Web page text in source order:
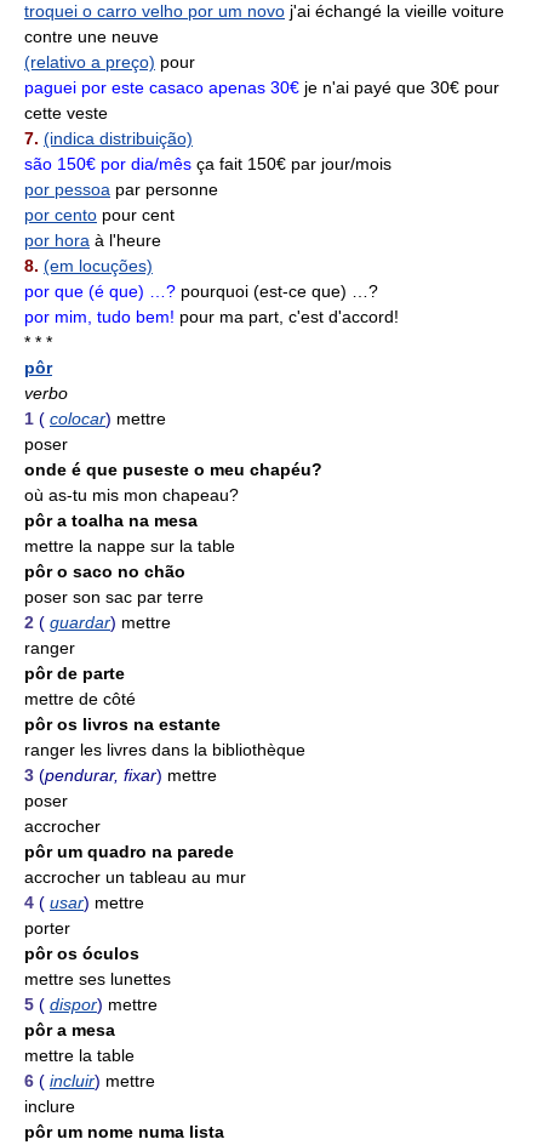
troquei o carro velho por um novo j'ai échangé la vieille voiture
contre une neuve
(relativo a preço) pour
paguei por este casaco apenas 30€ je n'ai payé que 30€ pour
cette veste
7. (indica distribuição)
são 150€ por dia/mês ça fait 150€ par jour/mois
por pessoa par personne
por cento pour cent
por hora à l'heure
8. (em locuções)
por que (é que) …? pourquoi (est-ce que) …?
por mim, tudo bem! pour ma part, c'est d'accord!
* * *
pôr
verbo
1 ( colocar) mettre
poser
onde é que puseste o meu chapéu?
où as-tu mis mon chapeau?
pôr a toalha na mesa
mettre la nappe sur la table
pôr o saco no chão
poser son sac par terre
2 ( guardar) mettre
ranger
pôr de parte
mettre de côté
pôr os livros na estante
ranger les livres dans la bibliothèque
3 (pendurar, fixar) mettre
poser
accrocher
pôr um quadro na parede
accrocher un tableau au mur
4 ( usar) mettre
porter
pôr os óculos
mettre ses lunettes
5 ( dispor) mettre
pôr a mesa
mettre la table
6 ( incluir) mettre
inclure
pôr um nome numa lista